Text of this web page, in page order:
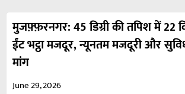
मुजफ़्फ़रनगर: 45 डिग्री की तपिश में 22
ईंट भट्ठा मजदूर, न्यूनतम मजदूरी और
मांग
June 29, 2026